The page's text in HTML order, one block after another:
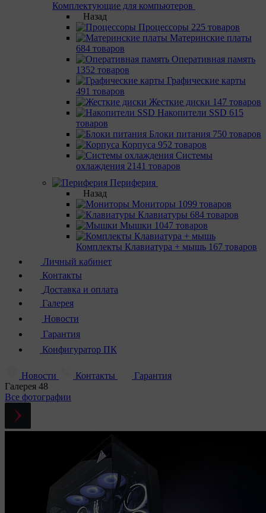
Комплектующие для компьютеров
Назад
Процессоры 225 товаров
Материнcкие платы
684 товаров
Оперативная память
1352 товаров
Графические карты
491 товаров
Жесткие диски 147 товаров
Накопители SSD 615
товаров
Блоки питания 750 товаров
Корпуса 952 товаров
Системы
охлаждения 2141 товаров
Периферия
Назад
Мониторы 1099 товаров
Клавиатуры 684 товаров
Мышки 1047 товаров
Комплекты Клавиатура + мышь 167 товаров
Личный кабинет
Контакты
Доставка и оплата
Галерея
Новости
Гарантия
Конфигуратор ПК
Новости Контакты
Гарантия
Галерея 48
Все фотографии